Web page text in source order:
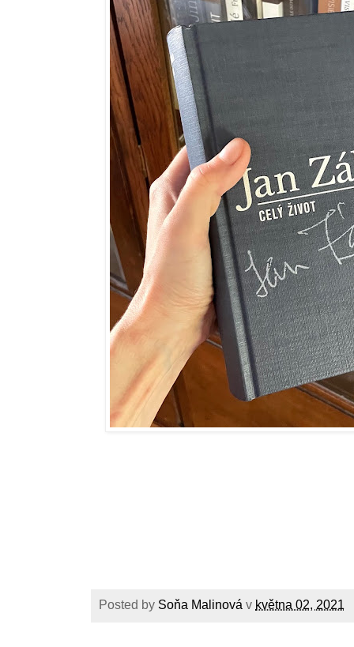
Posted by Soňa Malinová v května 02, 2021